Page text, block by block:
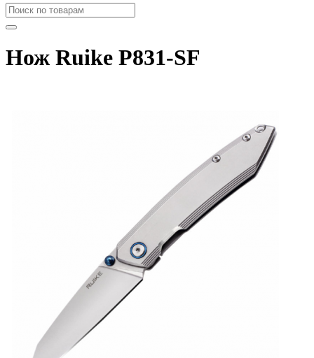
Нож Ruike P831-SF